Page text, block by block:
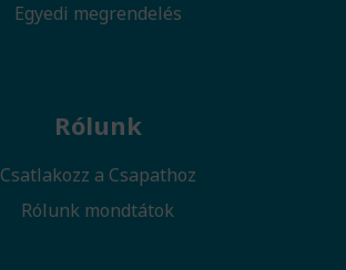
Egyedi megrendelés
Rólunk
Csatlakozz a Csapathoz
Rólunk mondtátok